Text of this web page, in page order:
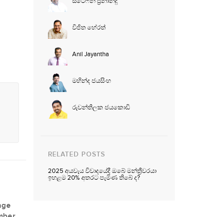
විජිත හේරත්
Anil Jayantha
මහින්ද ජයසිංහ
රුවන්තිලක ජයකොඩි
RELATED POSTS
2025 අයවැය විවාදයේදී ඔබේ මන්ත්‍රීවරයා
ඉහළම 20% අතරට පැමිණ තිබේ ද?